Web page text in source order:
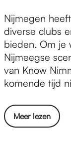
z
o
e
k
:
m
u
t
m
e
n
t
e
n
n
d
D
é
n
a
c
h
t
i
Nijmegen
diverse clubs
bieden. Om je
Nijmeegse
van Know
komende tijd
Meer lezen
o
v